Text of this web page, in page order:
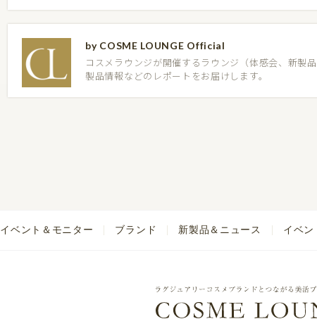
by COSME LOUNGE Official
コスメラウンジが開催するラウンジ（体感会、新製
製品情報などのレポートをお届けします。
イベント＆モニター ブランド 新製品＆ニュース イベン